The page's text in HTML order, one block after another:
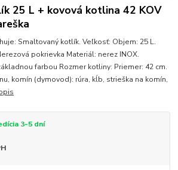
25 L + kovová kotlina 42 KOV
Smaltovaný kotlík. Veľkosť: Objem: 25 L.
pokrievka Materiál: nerez INOX.
farbou Rozmer kotliny: Priemer: 42 cm.
komín (dymovod): rúra, kĺb, strieška na komín,
3-5 dní